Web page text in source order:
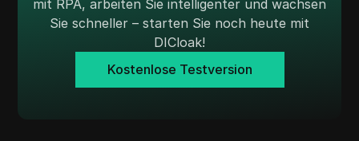
mit RPA, arbeiten Sie intelligenter und wachsen
Sie schneller – starten Sie noch heute mit
DICloak!
Kostenlose Testversion